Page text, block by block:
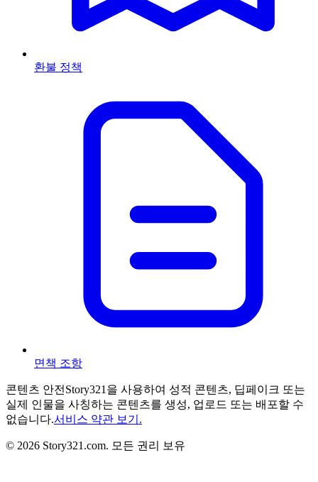
환불 정책
면책 조항
콘텐츠 안전 Story321을 사용하여 성적 콘텐츠, 딥페이크 또는
실제 인물을 사칭하는 콘텐츠를 생성, 업로드 또는 배포할 수
없습니다.서비스 약관 보기.
© 2026 Story321.com. 모든 권리 보유